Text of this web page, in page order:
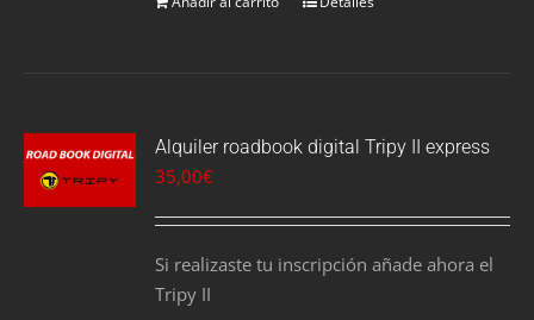
Alquiler roadbook digital Tripy II express
35,00€
Si realizaste tu inscripción añade ahora el
Tripy II